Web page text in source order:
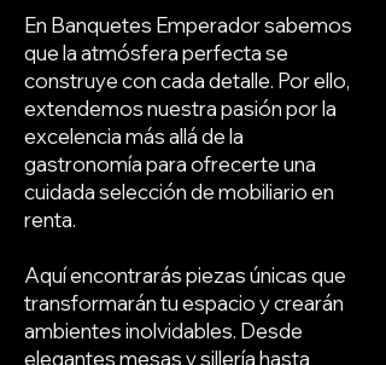
En Banquetes Emperador sabemos
que la atmósfera perfecta se
construye con cada detalle. Por ello,
extendemos nuestra pasión por la
excelencia más allá de la
gastronomía para ofrecerte una
cuidada selección de mobiliario en
renta.
​Aquí encontrarás piezas únicas que
transformarán tu espacio y crearán
ambientes inolvidables. Desde
elegantes mesas y sillería hasta